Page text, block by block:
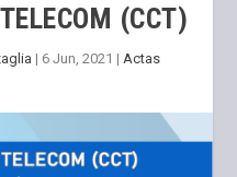
(CCT)
| 6 Jun, 2021 | Actas